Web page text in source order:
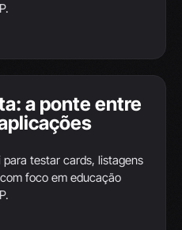
11
a ponte entre
testar cards, listagens
foco em educação